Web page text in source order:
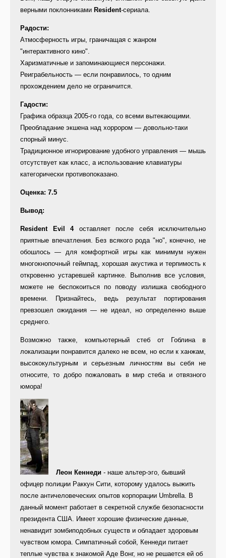
верными поклонниками Resident-сериала.
Радости:
Атмосферность игры, граничащая с жанром
"интерактивного кино".
Харизматичные и запоминающиеся персонажи.
Реиграбельность — если понравилось, то одним
прохождением дело не ограничится.
Гадости:
Графика образца 2005-го года, со всеми вытекающими.
Преобладание экшена над хоррором — довольно-таки
спорный минус.
Традиционное игнорирование удобного управления — мышь
отсутствует как класс, а использование клавиатуры
категорически противопоказано.
Оценка: 7.5
Вывод:
Resident Evil 4оставляет после себя исключительно
приятные впечатления. Без всякого рода "но", конечно, не
обошлось — для комфортной игры как минимум нужен
многокнопочный геймпад, хорошая акустика и терпимость к
откровенно устаревшей картинке. Выполнив все условия,
можете не беспокоиться по поводу излишка свободного
времени. Признайтесь, ведь результат портирования
превзошел ожидания — не идеал, но определенно выше
среднего.
Возможно также, компьютерный стеб от Гоблина в
локализации понравится далеко не всем, но если к ханжам,
высококультурным и серьезным личностям вы себя не
относите, то добро пожаловать в мир стеба и отвязного
юмора!
Леон Кеннеди - наше альтер-эго, бывший
офицер полиции Раккун Сити, которому удалось выжить
после античеловеческих опытов корпорации Umbrella. В
данный момент работает в секретной службе безопасности
президента США. Имеет хорошие физические данные,
ненавидит зомбиподобных существ и обладает здоровым
чувством юмора. Симпатичный собой, Кеннеди питает
теплые чувства к знакомой Аде Вонг, но не решается ей об